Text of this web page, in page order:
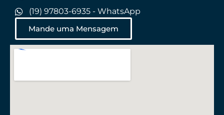
(19) 97803-6935 - WhatsApp
Mande uma Mensagem